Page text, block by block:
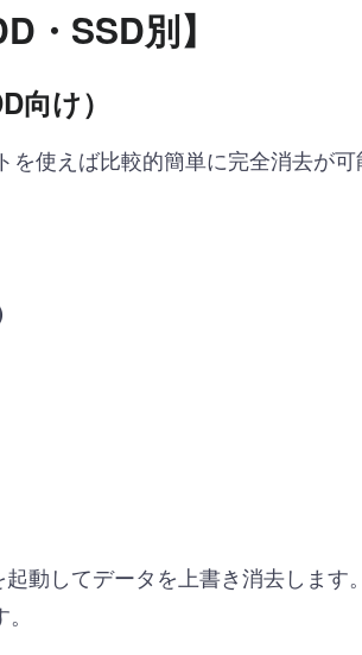
・SSD別】
け）
使えば比較的簡単に完全消去が
動してデータを上書き消去します